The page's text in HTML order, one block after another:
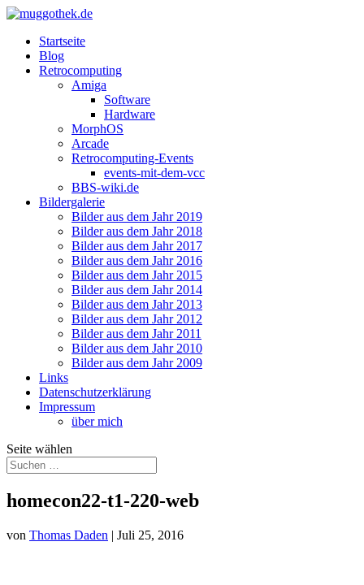
Startseite
Blog
Retrocomputing
Amiga
Software
Hardware
MorphOS
Arcade
Retrocomputing-Events
events-mit-dem-vcc
BBS-wiki.de
Bildergalerie
Bilder aus dem Jahr 2019
Bilder aus dem Jahr 2018
Bilder aus dem Jahr 2017
Bilder aus dem Jahr 2016
Bilder aus dem Jahr 2015
Bilder aus dem Jahr 2014
Bilder aus dem Jahr 2013
Bilder aus dem Jahr 2012
Bilder aus dem Jahr 2011
Bilder aus dem Jahr 2010
Bilder aus dem Jahr 2009
Links
Datenschutzerklärung
Impressum
über mich
Seite wählen
homecon22-t1-220-web
von Thomas Daden | Juli 25, 2016